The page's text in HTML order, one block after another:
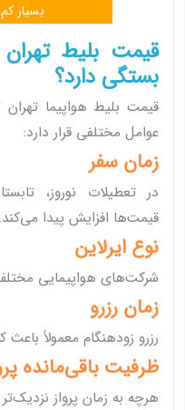
بسیار کم
قیمت بلیط
بستگی دارد؟
قیمت بلیط هواپیما
عوامل مختلفی قرار دارد:
زمان سفر
در تعطیلات نوروز،
قیمت‌ها افزایش پیدا می‌کند.
نوع ایرلاین
شرکت‌های هواپیمایی
زمان رزرو
رزرو زودهنگام معمولاً
ظرفیت باقی‌مانده
هرچه به زمان پرواز